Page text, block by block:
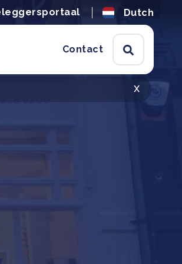
Dutch
Contact
x